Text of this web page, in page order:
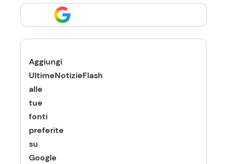
Aggiungi
UltimeNotizieFlash
alle
tue
fonti
preferite
su
Google